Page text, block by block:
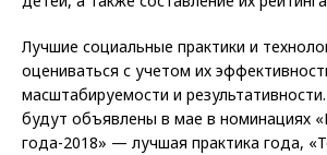
Лучшие социальные практики и
оцениваться с учетом их
масштабируемости и
будут объявлены в мае в номинациях
года-2018» — лучшая практика года,